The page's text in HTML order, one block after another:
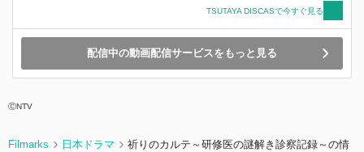
のか・・・・・・。 敏腕刑事と天才医師、異な
る2人の正義が交錯する新機軸のエンターテイン
TSUTAYA DISCASで今すぐ見る
配信中の動画配信サービスをもっと見る
ⒸNTV
Filmarks 日本ドラマ
祈りのカルテ～研修医の謎解き診察記録～の情